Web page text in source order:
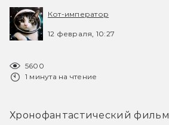
Кот-император
12 февраля, 10:27
5600
1 минута на чтение
Хронофантастический